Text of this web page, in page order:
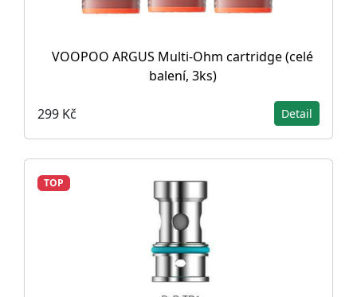
VOOPOO ARGUS Multi-Ohm cartridge (celé
balení, 3ks)
299 Kč Detail
TOP